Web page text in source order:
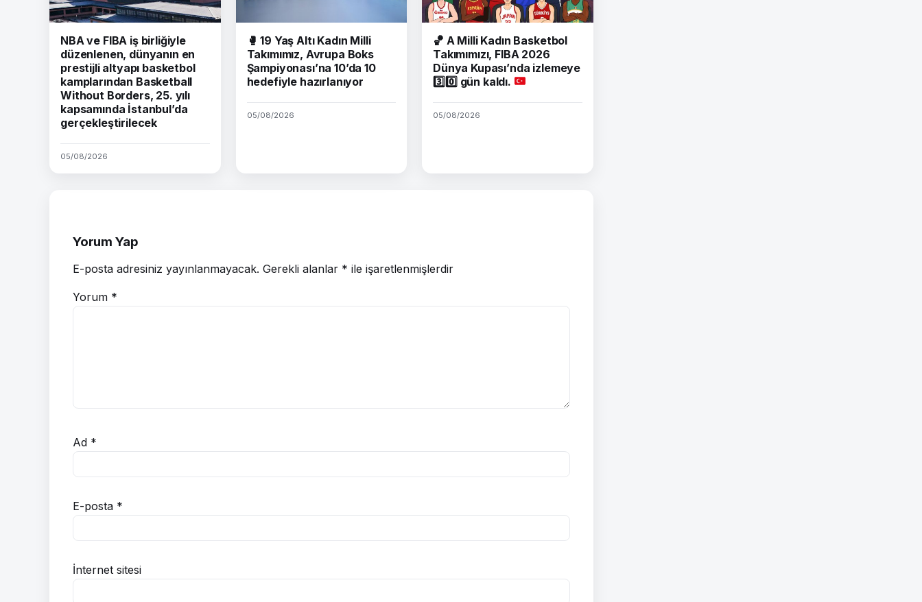
NBA ve FIBA iş birliğiyle
düzenlenen, dünyanın en
prestijli altyapı basketbol
kamplarından Basketball
Without Borders, 25. yılı
kapsamında İstanbul’da
gerçekleştirilecek
05/08/2026
🥊 19 Yaş Altı Kadın Milli
Takımımız, Avrupa Boks
Şampiyonası’na 10’da 10
hedefiyle hazırlanıyor
05/08/2026
🏀 A Milli Kadın Basketbol
Takımımızı, FIBA 2026
Dünya Kupası’nda izlemeye
3️⃣0️⃣gün kaldı.
05/08/2026
Yorum Yap
E-posta adresiniz yayınlanmayacak. Gerekli alanlar * ile işaretlenmişlerdir
Yorum *
Ad *
E-posta *
İnternet sitesi